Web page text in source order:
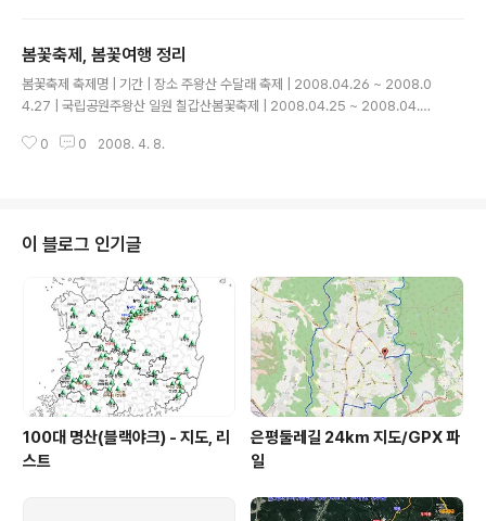
는 중구민 한가족 걷기대회가, 14일 오후 1시엔 사회복지걷기대회가 펼쳐진다.
16일 오전 10시에는 성베드로학교 500여명이 참여하는 장애인의 날 기념 걷
기대회도 열릴 예정이다. ▲ 어린이대공원 봄꽃축제(5일∼5월18일) 능동 ..
봄꽃축제, 봄꽃여행 정리
봄꽃축제 축제명 | 기간 | 장소 주왕산 수달래 축제 | 2008.04.26 ~ 2008.0
4.27 | 국립공원주왕산 일원 칠갑산봄꽃축제 | 2008.04.25 ~ 2008.04.30
호수공원내 고양꽃전시.. 비슬산참꽃제 | 2008.04.21 ~ 2008.04.29 | 유가
면천진달래민속축제 | 2008.04.19 ~ 20..
0 0 2008. 4. 8.
이 블로그 인기글
100대 명산(블랙야크) - 지도, 리
스트
은평둘레길 24km 지도/GPX 파
일